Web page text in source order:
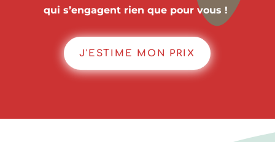
qui s’engagent rien que pour vous !
J'ESTIME MON PRIX